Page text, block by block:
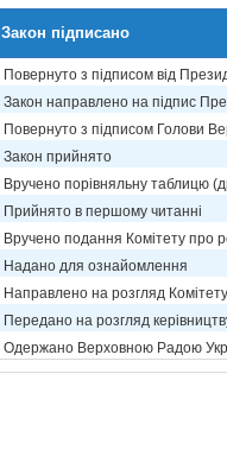
Закон підписано
Повернуто з підписом від
Закон направлено на підпис
Повернуто з підписом Голови
Закон прийнято
Вручено порівняльну таблицю
Прийнято в першому читанні
Вручено подання Комітету про
Надано для ознайомлення
Направлено на розгляд Комітету
Передано на розгляд
Одержано Верховною Радою